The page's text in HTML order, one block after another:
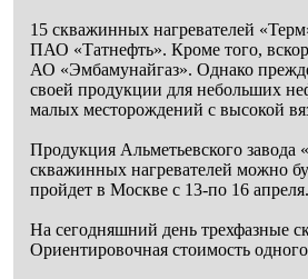
15 скважинных нагревателей
ПАО «Татнефть». Кроме того,
АО «Эмбамунайгаз». Однако
своей продукции для небольших
малых месторождений с высокой
Продукция Альметьевского завода
скважинных нагревателей можно
пройдет в Москве с 13-по 16 апреля.
На сегодняшний день трехфазные
Ориентировочная стоимость